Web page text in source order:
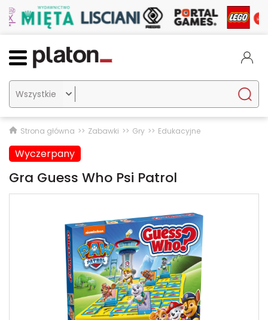

Strona główna Zabawki Gry Edukacyjne
Wyczerpany
Gra Guess Who Psi Patrol